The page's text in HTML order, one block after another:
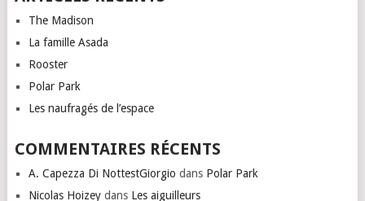
The Madison
La famille Asada
Rooster
Polar Park
Les naufragés de l’espace
COMMENTAIRES RÉCENTS
A. Capezza Di NottestGiorgio dans Polar Park
Nicolas Hoizeydans Les aiguilleurs